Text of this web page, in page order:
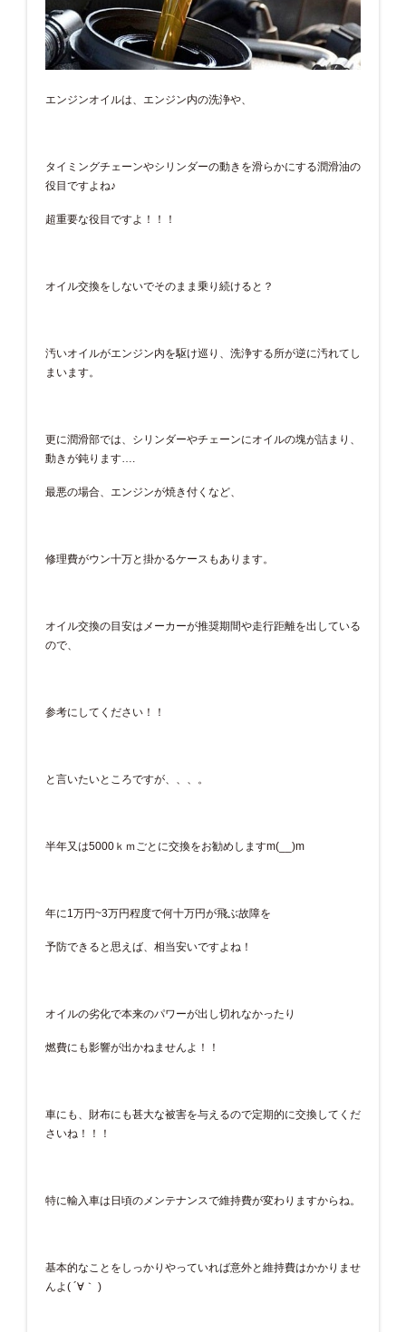
エンジンオイルは、エンジン内の洗浄や、
タイミングチェーンやシリンダーの動きを滑らかにする潤滑油の
役目ですよね♪
超重要な役目ですよ！！！
オイル交換をしないでそのまま乗り続けると？
汚いオイルがエンジン内を駆け巡り、洗浄する所が逆に汚れてし
まいます。
更に潤滑部では、シリンダーやチェーンにオイルの塊が詰まり、
動きが鈍ります….
最悪の場合、エンジンが焼き付くなど、
修理費がウン十万と掛かるケースもあります。
オイル交換の目安はメーカーが推奨期間や走行距離を出している
ので、
参考にしてください！！
と言いたいところですが、、、。
半年又は5000ｋｍごとに交換をお勧めしますm(__)m
年に1万円~3万円程度で何十万円が飛ぶ故障を
予防できると思えば、相当安いですよね！
オイルの劣化で本来のパワーが出し切れなかったり
燃費にも影響が出かねませんよ！！
車にも、財布にも甚大な被害を与えるので定期的に交換してくだ
さいね！！！
特に輸入車は日頃のメンテナンスで維持費が変わりますからね。
基本的なことをしっかりやっていれば意外と維持費はかかりませ
んよ( ´∀｀ )